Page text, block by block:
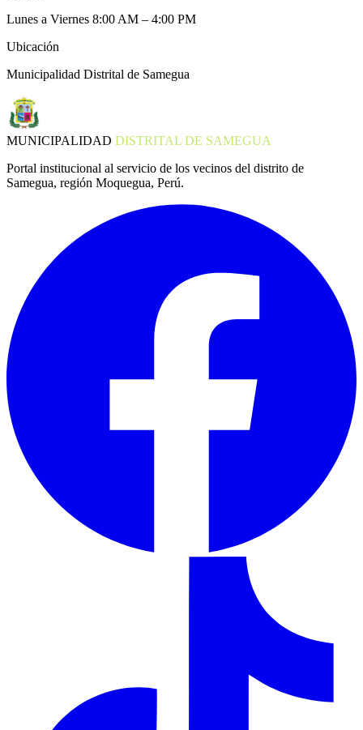
Lunes a Viernes 8:00 AM – 4:00 PM
Ubicación
Municipalidad Distrital de Samegua
MUNICIPALIDAD DISTRITAL DE SAMEGUA
Portal institucional al servicio de los vecinos del distrito de
Samegua, región Moquegua, Perú.